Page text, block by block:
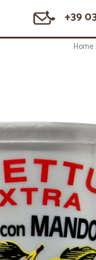
+39
Home